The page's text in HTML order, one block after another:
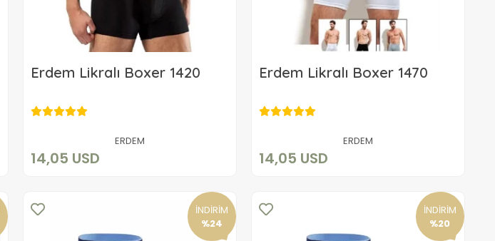
Erdem Likralı Boxer 1420
ERDEM
14,05 USD
Sepete Ekle
Erdem Likralı Boxer 1470
ERDEM
14,05 USD
Sepete Ekle
İNDİRİM
%24
İNDİRİM
%20